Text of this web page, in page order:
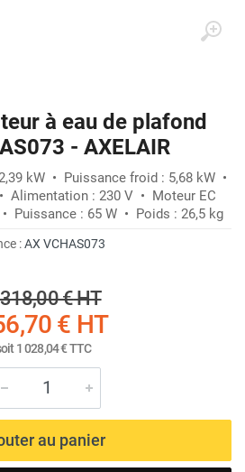
à eau de plafond
- AXELAIR
kW • Puissance froid : 5,68 kW •
Alimentation : 230 V • Moteur EC
Puissance : 65 W • Poids : 26,5 kg
:AX VCHAS073
€HT
€ HT
1 028,04 €TTC
au panier